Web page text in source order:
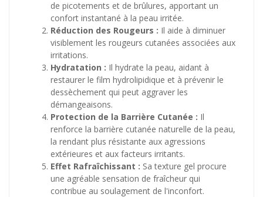
de picotements et de brûlures, apportant un
confort instantané à la peau irritée.
Réduction des Rougeurs : Il aide à diminuer
visiblement les rougeurs cutanées associées aux
irritations.
Hydratation : Il hydrate la peau, aidant à
restaurer le film hydrolipidique et à prévenir le
dessèchement qui peut aggraver les
démangeaisons.
Protection de la Barrière Cutanée : Il
renforce la barrière cutanée naturelle de la peau,
la rendant plus résistante aux agressions
extérieures et aux facteurs irritants.
Effet Rafraîchissant : Sa texture gel procure
une agréable sensation de fraîcheur qui
contribue au soulagement de l'inconfort.